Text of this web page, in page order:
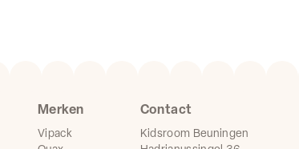
Merken
Vipack
Contact
Kidsroom Beuningen